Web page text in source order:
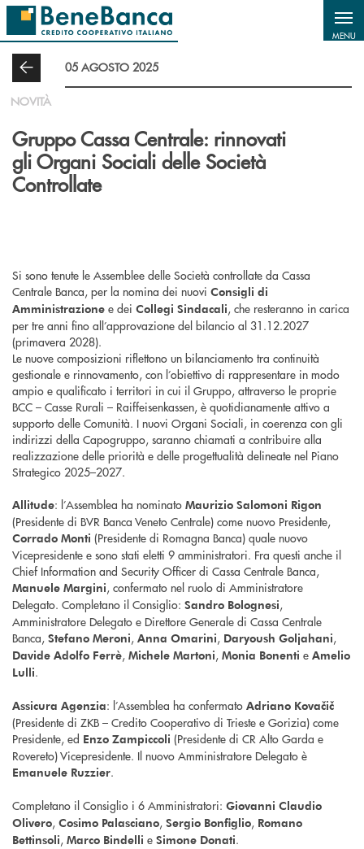
Salta al contenuto principale
MENU
05 AGOSTO 2025
NOVITÀ
Gruppo Cassa Centrale: rinnovati
gli Organi Sociali delle Società
Controllate
Si sono tenute le Assemblee delle Società controllate da Cassa
Centrale Banca, per la nomina dei nuovi Consigli di
Amministrazione e dei Collegi Sindacali, che resteranno in carica
per tre anni fino all’approvazione del bilancio al 31.12.2027
(primavera 2028).
Le nuove composizioni riflettono un bilanciamento tra continuità
gestionale e rinnovamento, con l’obiettivo di rappresentare in modo
ampio e qualificato i territori in cui il Gruppo, attraverso le proprie
BCC – Casse Rurali – Raiffeisenkassen, è quotidianamente attivo a
supporto delle Comunità. I nuovi Organi Sociali, in coerenza con gli
indirizzi della Capogruppo, saranno chiamati a contribuire alla
realizzazione delle priorità e delle progettualità delineate nel Piano
Strategico 2025–2027.
Allitude: l’Assemblea ha nominato Maurizio Salomoni Rigon
(Presidente di BVR Banca Veneto Centrale) come nuovo Presidente,
Corrado Monti (Presidente di Romagna Banca) quale nuovo
Vicepresidente e sono stati eletti 9 amministratori. Fra questi anche il
Chief Information and Security Officer di Cassa Centrale Banca,
Manuele Margini, confermato nel ruolo di Amministratore
Delegato. Completano il Consiglio: Sandro Bolognesi,
Amministratore Delegato e Direttore Generale di Cassa Centrale
Banca, Stefano Meroni, Anna Omarini, Daryoush Goljahani,
Davide Adolfo Ferrè, Michele Martoni, Monia Bonenti e Amelio
Lulli.
Assicura Agenzia: l’Assemblea ha confermato Adriano Kovačič
(Presidente di ZKB – Credito Cooperativo di Trieste e Gorizia) come
Presidente, ed Enzo Zampiccoli (Presidente di CR Alto Garda e
Rovereto) Vicepresidente. Il nuovo Amministratore Delegato è
Emanuele Ruzzier.
Completano il Consiglio i 6 Amministratori: Giovanni Claudio
Olivero, Cosimo Palasciano, Sergio Bonfiglio, Romano
Bettinsoli, Marco Bindelli e Simone Donati.